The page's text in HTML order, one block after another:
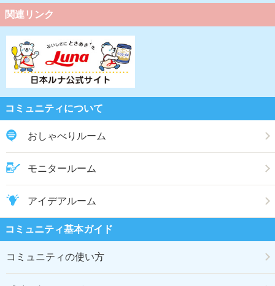
関連リンク
コミュニティについて
おしゃべりルーム
モニタールーム
アイデアルーム
コミュニティ基本ガイド
コミュニティの使い方